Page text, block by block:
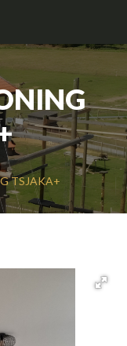
TSJAKA+